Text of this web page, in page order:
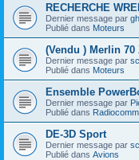
RECHERCHE
Dernier message par
Publié dans Moteurs
(Vendu ) Merlin 70
Dernier message par
Publié dans Moteurs
Ensemble
Dernier message par
Publié dans
DE-3D Sport
Dernier message par
Publié dans Avions